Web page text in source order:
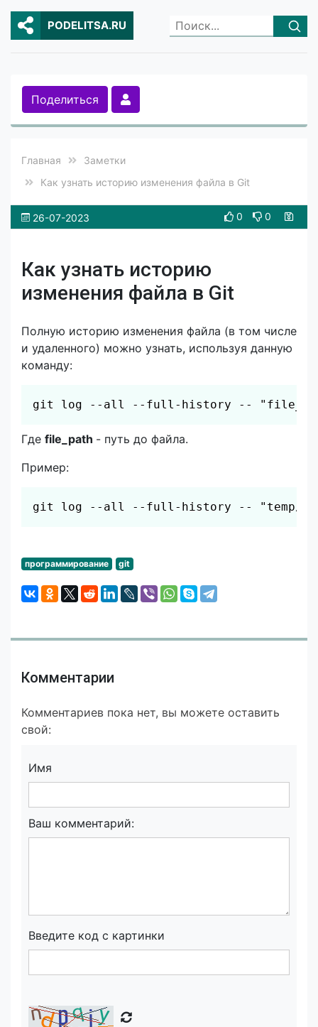
PODELITSA.RU
Поделиться
Главная
Заметки
Как узнать историю изменения файла в Git
26-07-2023 0 0
Как узнать историю
изменения файла в Git
Полную историю изменения файла (в том числе
и удаленного) можно узнать, используя данную
команду:
git log --all --full-history --Скопировать
Где file_path - путь до файла.
Пример:
git log --all --full-history -- "temp/
Скопировать
программирование git
Комментарии
Комментариев пока нет, вы можете оставить
свой:
Имя
Ваш комментарий:
Введите код с картинки